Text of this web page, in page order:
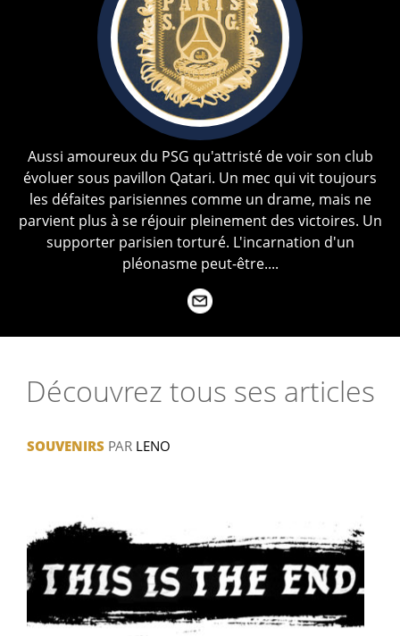
Aussi amoureux du PSG qu'attristé de voir son club
évoluer sous pavillon Qatari. Un mec qui vit toujours
les défaites parisiennes comme un drame, mais ne
parvient plus à se réjouir pleinement des victoires. Un
supporter parisien torturé. L'incarnation d'un
pléonasme peut-être....
Découvrez tous ses articles
SOUVENIRS PAR LENO